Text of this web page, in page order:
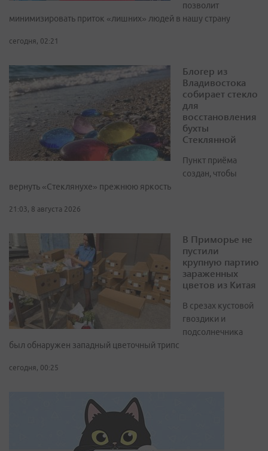
позволит
минимизировать приток «лишних» людей в нашу страну
сегодня, 02:21
Блогер из
Владивостока
собирает стекло
для
восстановления
бухты
Стеклянной
Пункт приёма
создан, чтобы
вернуть «Стеклянухе» прежнюю яркость
21:03, 8 августа 2026
В Приморье не
пустили
крупную партию
зараженных
цветов из Китая
В срезах кустовой
гвоздики и
подсолнечника
был обнаружен западный цветочный трипс
сегодня, 00:25